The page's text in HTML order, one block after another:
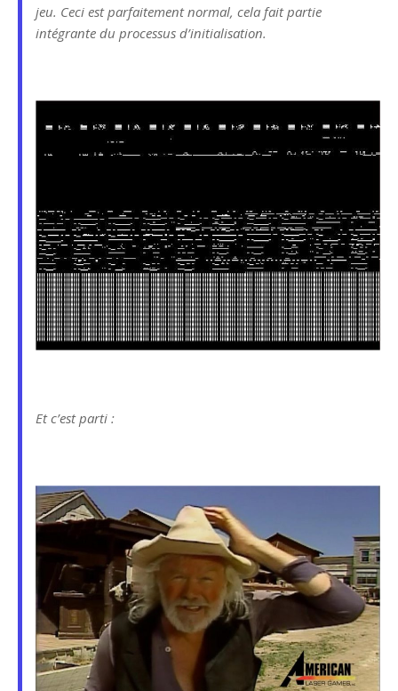
jeu. Ceci est parfaitement normal, cela fait partie
intégrante du processus d’initialisation.
Et c’est parti :